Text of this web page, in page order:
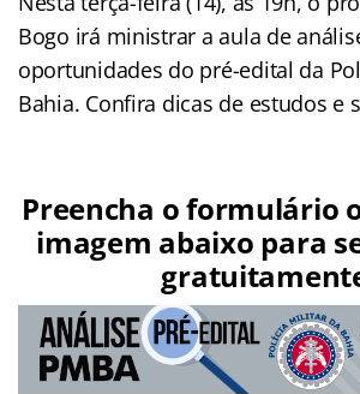
Bogo irá ministrar a aula de
oportunidades do pré-edital da
Bahia. Confira dicas de estudos e
Preencha o formulário
imagem abaixo para